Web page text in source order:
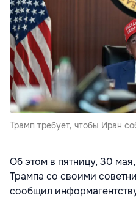
Трамп требует, чтобы Иран
Об этом в пятницу, 30
Трампа со своими
сообщил